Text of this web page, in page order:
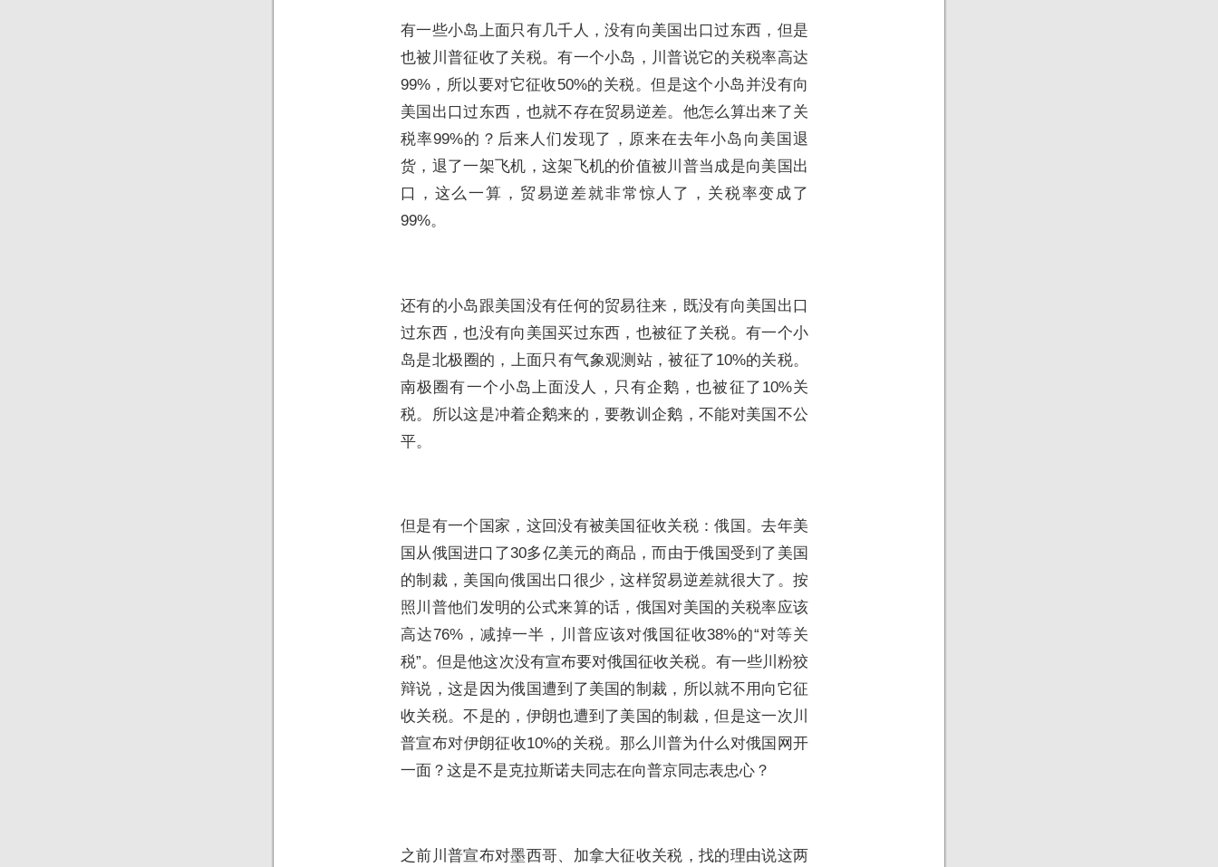
有一些小岛上面只有几千人，没有向美国出口过东西，但是
也被川普征收了关税。有一个小岛，川普说它的关税率高达
99%，所以要对它征收50%的关税。但是这个小岛并没有向
美国出口过东西，也就不存在贸易逆差。他怎么算出来了关
税率99%的？后来人们发现了，原来在去年小岛向美国退
货，退了一架飞机，这架飞机的价值被川普当成是向美国出
口，这么一算，贸易逆差就非常惊人了，关税率变成了
99%。
还有的小岛跟美国没有任何的贸易往来，既没有向美国出口
过东西，也没有向美国买过东西，也被征了关税。有一个小
岛是北极圈的，上面只有气象观测站，被征了10%的关税。
南极圈有一个小岛上面没人，只有企鹅，也被征了10%关
税。所以这是冲着企鹅来的，要教训企鹅，不能对美国不公
平。
但是有一个国家，这回没有被美国征收关税：俄国。去年美
国从俄国进口了30多亿美元的商品，而由于俄国受到了美国
的制裁，美国向俄国出口很少，这样贸易逆差就很大了。按
照川普他们发明的公式来算的话，俄国对美国的关税率应该
高达76%，减掉一半，川普应该对俄国征收38%的“对等关
税”。但是他这次没有宣布要对俄国征收关税。有一些川粉狡
辩说，这是因为俄国遭到了美国的制裁，所以就不用向它征
收关税。不是的，伊朗也遭到了美国的制裁，但是这一次川
普宣布对伊朗征收10%的关税。那么川普为什么对俄国网开
一面？这是不是克拉斯诺夫同志在向普京同志表忠心？
之前川普宣布对墨西哥、加拿大征收关税，找的理由说这两